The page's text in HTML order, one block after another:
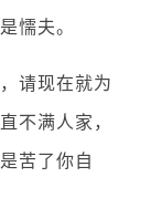
懦夫。
请现在就为
不满人家，
苦了你自